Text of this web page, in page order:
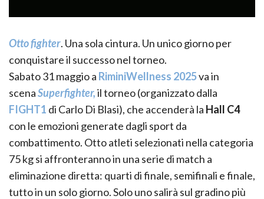
Otto fighter. Una sola cintura. Un unico giorno per
conquistare il successo nel torneo.
Sabato 31 maggio a RiminiWellness 2025va in
scenaSuperfighter,il torneo (organizzato dalla
FIGHT1 di Carlo Di Blasi), che accenderà la Hall C4
con le emozioni generate dagli sport da
combattimento. Otto atleti selezionati nella categoria
75 kg si affronteranno in una serie di match a
eliminazione diretta: quarti di finale, semifinali e finale,
tutto in un solo giorno. Solo uno salirà sul gradino più